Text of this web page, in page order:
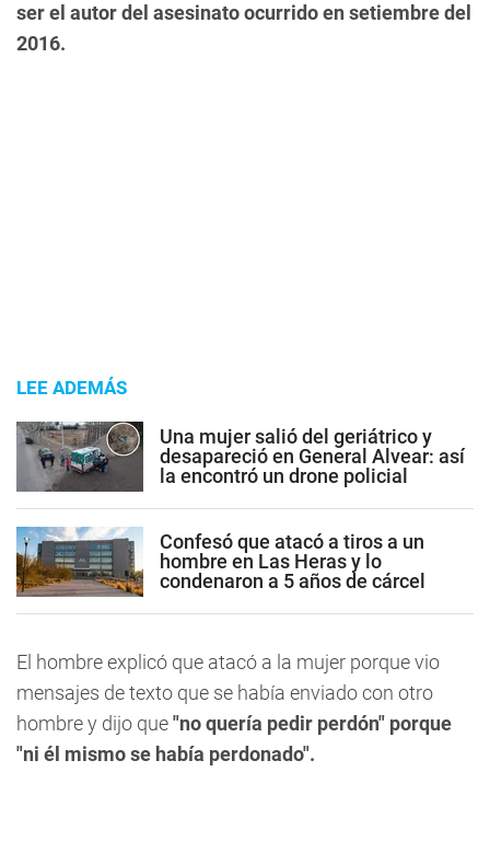
ser el autor del asesinato ocurrido en setiembre del
2016.
LEE ADEMÁS
Una mujer salió del geriátrico y
desapareció en General Alvear: así
la encontró un drone policial
Confesó que atacó a tiros a un
hombre en Las Heras y lo
condenaron a 5 años de cárcel
El hombre explicó que atacó a la mujer porque vio
mensajes de texto que se había enviado con otro
hombre y dijo que"no quería pedir perdón" porque
"ni él mismo se había perdonado".